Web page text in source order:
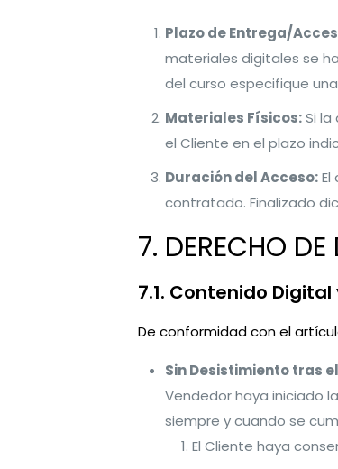
Plazo de Entrega/
materiales digitales se
del curso especifique
Materiales Físicos:Si la
el Cliente en el plazo
Duración del Acceso:El
contratado. Finalizado
7. DERECHO
7.1. Contenido
De conformidad con el
Sin Desistimiento tras
Vendedor haya iniciado
siempre y cuando se
El Cliente haya